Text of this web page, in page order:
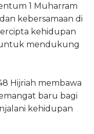
1 Muharram
kebersamaan di
kehidupan
mendukung
Hijriah membawa
baru bagi
kehidupan